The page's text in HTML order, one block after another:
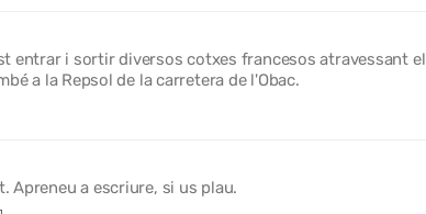
entrar i sortir diversos cotxes francesos atravessant el
a la Repsol de la carretera de l'Obac.
Apreneu a escriure, si us plau.